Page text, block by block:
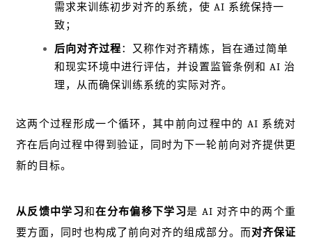
需求来训练初步对齐的系统，使 AI 系统保持一
致；
后向对齐过程：又称作对齐精炼，旨在通过简单
和现实环境中进行评估，并设置监管条例和 AI 治
理，从而确保训练系统的实际对齐。
这两个过程形成一个循环，其中前向过程中的 AI 系统对
齐在后向过程中得到验证，同时为下一轮前向对齐提供更
新的目标。
从反馈中学习和在分布偏移下学习是 AI 对齐中的两个重
要方面，同时也构成了前向对齐的组成部分。而对齐保证